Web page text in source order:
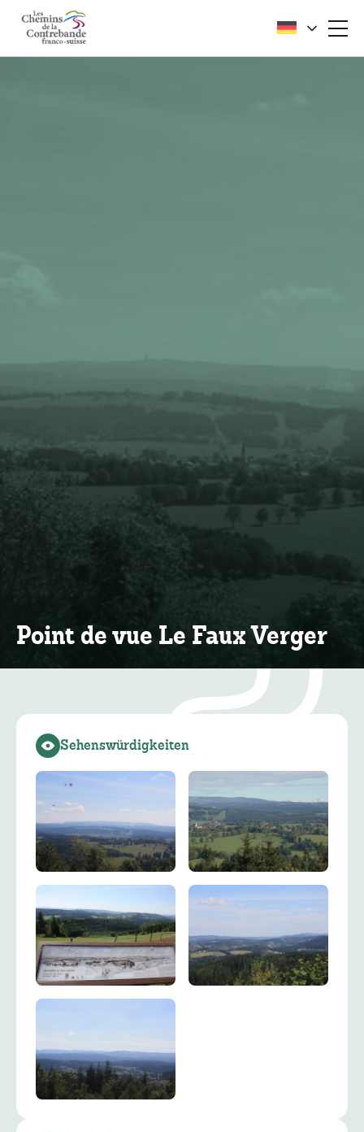
Point de vue Le Faux Verger
Sehenswürdigkeiten